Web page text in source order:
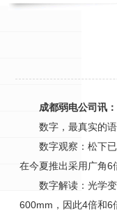
成都弱电公司讯：
数字，最真实的
数字观察：松下
在今夏推出采用广角6
数字解读：光学
600mm，因此4倍和6